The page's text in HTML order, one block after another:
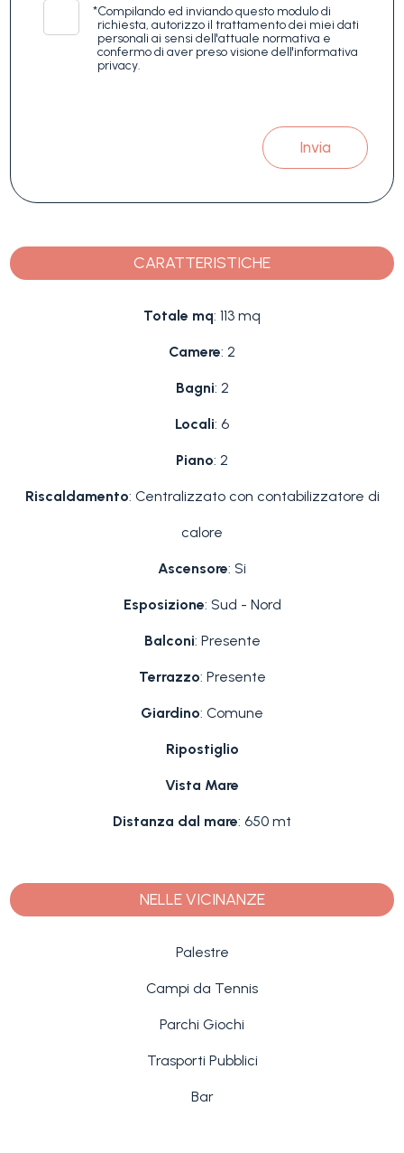
*Compilando ed inviando questo modulo di
richiesta, autorizzo il trattamento dei miei dati
personali ai sensi dell'attuale normativa e
confermo di aver preso visione dell'informativa
privacy.
Invia
CARATTERISTICHE
Totale mq: 113 mq
Camere: 2
Bagni: 2
Locali: 6
Piano: 2
Riscaldamento: Centralizzato con contabilizzatore di
calore
Ascensore: Si
Esposizione: Sud - Nord
Balconi: Presente
Terrazzo: Presente
Giardino: Comune
Ripostiglio
Vista Mare
Distanza dal mare: 650 mt
NELLE VICINANZE
Palestre
Campi da Tennis
Parchi Giochi
Trasporti Pubblici
Bar